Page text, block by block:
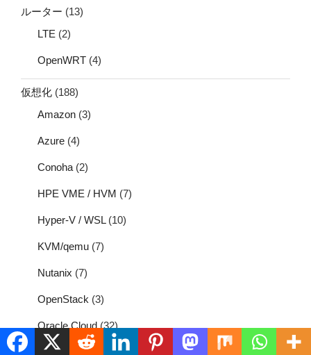
ルーター (13)
LTE (2)
OpenWRT (4)
仮想化 (188)
Amazon (3)
Azure (4)
Conoha (2)
HPE VME / HVM (7)
Hyper-V / WSL(10)
KVM/qemu (7)
Nutanix (7)
OpenStack (3)
Oracle Cloud(32)
proxmox (22)